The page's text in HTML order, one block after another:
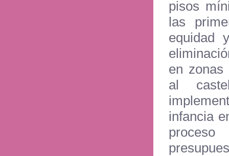
pisos
las
equidad
en zonas
al
infancia